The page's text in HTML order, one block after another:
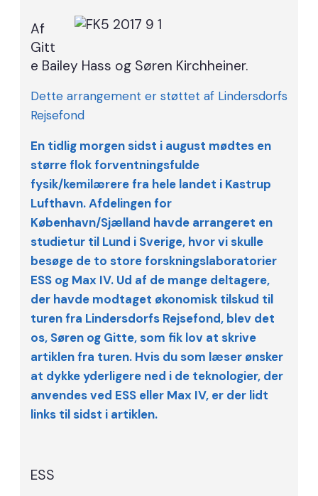
Af
Gitt
e Bailey Hass og Søren Kirchheiner.
Dette arrangement er støttet af Lindersdorfs
Rejsefond
En tidlig morgen sidst i august mødtes en
større flok forventningsfulde
fysik/kemilærere fra hele landet i Kastrup
Lufthavn. Afdelingen for
København/Sjælland havde arrangeret en
studietur til Lund i Sverige, hvor vi skulle
besøge de to store forskningslaboratorier
ESS og Max IV. Ud af de mange deltagere,
der havde modtaget økonomisk tilskud til
turen fra Lindersdorfs Rejsefond, blev det
os, Søren og Gitte, som fik lov at skrive
artiklen fra turen. Hvis du som læser ønsker
at dykke yderligere ned i de teknologier, der
anvendes ved ESS eller Max IV, er der lidt
links til sidst i artiklen.
ESS